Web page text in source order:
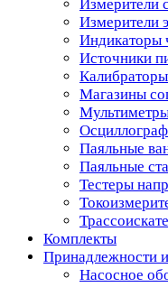
Измерители
Измерители
Индикаторы
Источники
Калибраторы
Магазины
Паяльные
Паяльные
Тестеры
Комплекты
Принадлежности
Насосное